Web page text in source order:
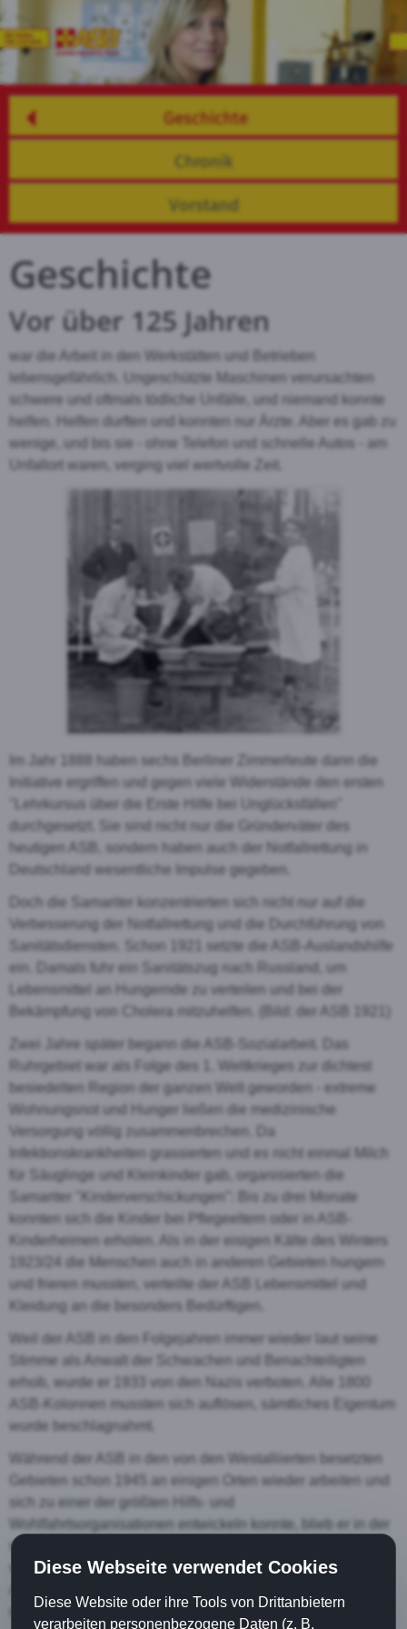
Geschichte
Chronik
Vorstand
Geschichte
Vor über 125 Jahren
war die Arbeit in den Werkstätten und Betrieben
lebensgefährlich. Ungeschützte Maschinen verursachten
schwere und oftmals tödliche Unfälle, und niemand konnte
helfen. Helfen durften und konnten nur Ärzte. Aber es gab zu
wenige, und bis sie - ohne Telefon und schnelle Autos - am
Unfallort waren, verging viel wertvolle Zeit.
Im Jahr 1888 haben sechs Berliner Zimmerleute dann die
Initiative ergriffen und gegen viele Widerstände den ersten
"Lehrkursus über die Erste Hilfe bei Unglücksfällen"
durchgesetzt. Sie sind nicht nur die Gründerväter des
heutigen ASB, sondern haben auch der Notfallrettung in
Deutschland wesentliche Impulse gegeben.
Doch die Samariter konzentrierten sich nicht nur auf die
Verbesserung der Notfallrettung und die Durchführung von
Sanitätsdiensten. Schon 1921 setzte die ASB-Auslandshilfe
ein. Damals fuhr ein Sanitätszug nach Russland, um
Lebensmittel an Hungernde zu verteilen und bei der
Bekämpfung von Cholera mitzuhelfen. (Bild: der ASB 1921)
Zwei Jahre später begann die ASB-Sozialarbeit. Das
Ruhrgebiet war als Folge des 1. Weltkrieges zur dichtest
besiedelten Region der ganzen Welt geworden - extreme
Wohnungsnot und Hunger ließen die medizinische
Versorgung völlig zusammenbrechen. Da
Infektionskrankheiten grassierten und es nicht einmal Milch
für Säuglinge und Kleinkinder gab, organisierten die
Samariter "Kinderverschickungen": Bis zu drei Monate
konnten sich die Kinder bei Pflegeeltern oder in ASB-
Kinderheimen erholen. Als in der eisigen Kälte des Winters
1923/24 die Menschen auch in anderen Gebieten hungern
und frieren mussten, verteilte der ASB Lebensmittel und
Kleidung an die besonders Bedürftigen.
Weil der ASB in den Folgejahren immer wieder laut seine
Stimme als Anwalt der Schwachen und Benachteiligten
erhob, wurde er 1933 von den Nazis verboten. Alle 1800
ASB-Kolonnen mussten sich auflösen, sämtliches Eigentum
wurde beschlagnahmt.
Während der ASB in den von den Westalliierten besetzten
Gebieten schon 1945 an einigen Orten wieder arbeiten und
sich zu einer der größten Hilfs- und
Wohlfahrtsorganisationen entwickeln konnte, blieb er in der
sowjetisch besetzten Zone und auch später in der DDR
verboten. Aber schon bald nach der Maueröffnung war der
mit weitaus mehr Diensten als vor dem Krieg.
Diese Webseite verwendet Cookies
Diese Website oder ihre Tools von Drittanbietern
verarbeiten personenbezogene Daten (z. B.